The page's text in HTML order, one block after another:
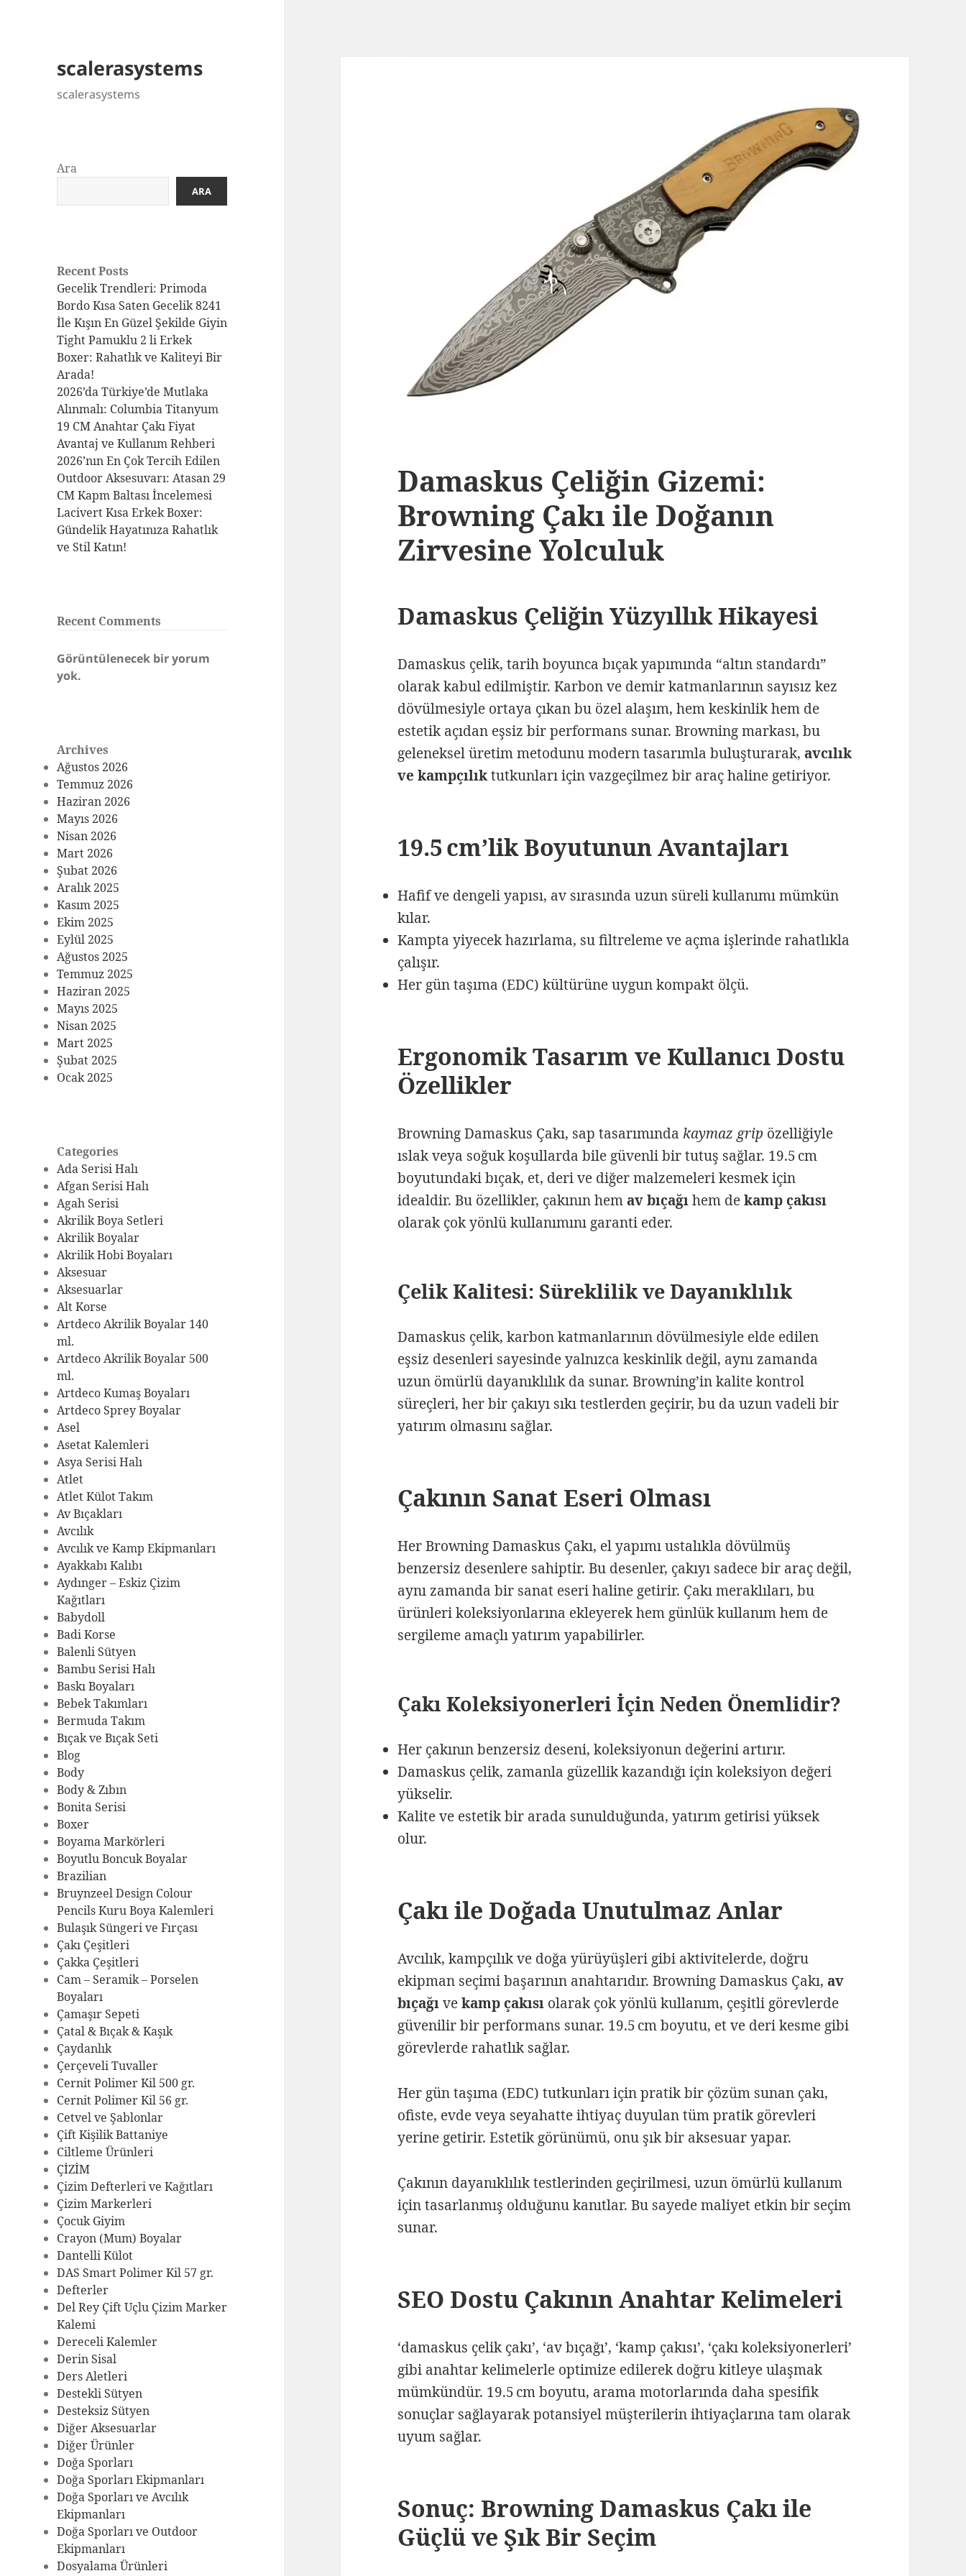
scalerasystems
scalerasystems
Ara
ARA
Recent Posts
Gecelik Trendleri: Primoda
Bordo Kısa Saten Gecelik 8241
İle Kışın En Güzel Şekilde Giyin
Tight Pamuklu 2 li Erkek
Boxer: Rahatlık ve Kaliteyi Bir
Arada!
2026’da Türkiye’de Mutlaka
Alınmalı: Columbia Titanyum
19 CM Anahtar Çakı Fiyat
Avantaj ve Kullanım Rehberi
2026’nın En Çok Tercih Edilen
Outdoor Aksesuvarı: Atasan 29
CM Kapm Baltası İncelemesi
Lacivert Kısa Erkek Boxer:
Gündelik Hayatınıza Rahatlık
ve Stil Katın!
Recent Comments
Görüntülenecek bir yorum
yok.
Archives
Ağustos 2026
Temmuz 2026
Haziran 2026
Mayıs 2026
Nisan 2026
Mart 2026
Şubat 2026
Aralık 2025
Kasım 2025
Ekim 2025
Eylül 2025
Ağustos 2025
Temmuz 2025
Haziran 2025
Mayıs 2025
Nisan 2025
Mart 2025
Şubat 2025
Ocak 2025
Categories
Ada Serisi Halı
Afgan Serisi Halı
Agah Serisi
Akrilik Boya Setleri
Akrilik Boyalar
Akrilik Hobi Boyaları
Aksesuar
Aksesuarlar
Alt Korse
Artdeco Akrilik Boyalar 140
ml.
Artdeco Akrilik Boyalar 500
ml.
Artdeco Kumaş Boyaları
Artdeco Sprey Boyalar
Asel
Asetat Kalemleri
Asya Serisi Halı
Atlet
Atlet Külot Takım
Av Bıçakları
Avcılık
Avcılık ve Kamp Ekipmanları
Ayakkabı Kalıbı
Aydınger – Eskiz Çizim
Kağıtları
Babydoll
Badi Korse
Balenli Sütyen
Bambu Serisi Halı
Baskı Boyaları
Bebek Takımları
Bermuda Takım
Bıçak ve Bıçak Seti
Blog
Body
Body & Zıbın
Bonita Serisi
Boxer
Boyama Markörleri
Boyutlu Boncuk Boyalar
Brazilian
Bruynzeel Design Colour
Pencils Kuru Boya Kalemleri
Bulaşık Süngeri ve Fırçası
Çakı Çeşitleri
Çakka Çeşitleri
Cam – Seramik – Porselen
Boyaları
Çamaşır Sepeti
Çatal & Bıçak & Kaşık
Çaydanlık
Çerçeveli Tuvaller
Cernit Polimer Kil 500 gr.
Cernit Polimer Kil 56 gr.
Cetvel ve Şablonlar
Çift Kişilik Battaniye
Ciltleme Ürünleri
ÇİZİM
Çizim Defterleri ve Kağıtları
Çizim Markerleri
Çocuk Giyim
Crayon (Mum) Boyalar
Dantelli Külot
DAS Smart Polimer Kil 57 gr.
Defterler
Del Rey Çift Uçlu Çizim Marker
Kalemi
Dereceli Kalemler
Derin Sisal
Ders Aletleri
Destekli Sütyen
Desteksiz Sütyen
Diğer Aksesuarlar
Diğer Ürünler
Doğa Sporları
Doğa Sporları Ekipmanları
Doğa Sporları ve Avcılık
Ekipmanları
Doğa Sporları ve Outdoor
Ekipmanları
Dosyalama Ürünleri
Damaskus Çeliğin Gizemi:
Browning Çakı ile Doğanın
Zirvesine Yolculuk
Damaskus Çeliğin Yüzyıllık Hikayesi
Damaskus çelik, tarih boyunca bıçak yapımında “altın standardı”
olarak kabul edilmiştir. Karbon ve demir katmanlarının sayısız kez
dövülmesiyle ortaya çıkan bu özel alaşım, hem keskinlik hem de
estetik açıdan eşsiz bir performans sunar. Browning markası, bu
geleneksel üretim metodunu modern tasarımla buluşturarak, avcılık
ve kampçılıktutkunları için vazgeçilmez bir araç haline getiriyor.
19.5 cm’lik Boyutunun Avantajları
Hafif ve dengeli yapısı, av sırasında uzun süreli kullanımı mümkün
kılar.
Kampta yiyecek hazırlama, su filtreleme ve açma işlerinde rahatlıkla
çalışır.
Her gün taşıma (EDC) kültürüne uygun kompakt ölçü.
Ergonomik Tasarım ve Kullanıcı Dostu
Özellikler
Browning Damaskus Çakı, sap tasarımında kaymaz grip özelliğiyle
ıslak veya soğuk koşullarda bile güvenli bir tutuş sağlar. 19.5 cm
boyutundaki bıçak, et, deri ve diğer malzemeleri kesmek için
idealdir. Bu özellikler, çakının hem av bıçağıhem dekamp çakısı
olarak çok yönlü kullanımını garanti eder.
Çelik Kalitesi: Süreklilik ve Dayanıklılık
Damaskus çelik, karbon katmanlarının dövülmesiyle elde edilen
eşsiz desenleri sayesinde yalnızca keskinlik değil, aynı zamanda
uzun ömürlü dayanıklılık da sunar. Browning’in kalite kontrol
süreçleri, her bir çakıyı sıkı testlerden geçirir, bu da uzun vadeli bir
yatırım olmasını sağlar.
Çakının Sanat Eseri Olması
Her Browning Damaskus Çakı, el yapımı ustalıkla dövülmüş
benzersiz desenlere sahiptir. Bu desenler, çakıyı sadece bir araç değil,
aynı zamanda bir sanat eseri haline getirir. Çakı meraklıları, bu
ürünleri koleksiyonlarına ekleyerek hem günlük kullanım hem de
sergileme amaçlı yatırım yapabilirler.
Çakı Koleksiyonerleri İçin Neden Önemlidir?
Her çakının benzersiz deseni, koleksiyonun değerini artırır.
Damaskus çelik, zamanla güzellik kazandığı için koleksiyon değeri
yükselir.
Kalite ve estetik bir arada sunulduğunda, yatırım getirisi yüksek
olur.
Çakı ile Doğada Unutulmaz Anlar
Avcılık, kampçılık ve doğa yürüyüşleri gibi aktivitelerde, doğru
ekipman seçimi başarının anahtarıdır. Browning Damaskus Çakı, av
bıçağıvekamp çakısı olarak çok yönlü kullanım, çeşitli görevlerde
güvenilir bir performans sunar. 19.5 cm boyutu, et ve deri kesme gibi
görevlerde rahatlık sağlar.
Her gün taşıma (EDC) tutkunları için pratik bir çözüm sunan çakı,
ofiste, evde veya seyahatte ihtiyaç duyulan tüm pratik görevleri
yerine getirir. Estetik görünümü, onu şık bir aksesuar yapar.
Çakının dayanıklılık testlerinden geçirilmesi, uzun ömürlü kullanım
için tasarlanmış olduğunu kanıtlar. Bu sayede maliyet etkin bir seçim
sunar.
SEO Dostu Çakının Anahtar Kelimeleri
‘damaskus çelik çakı’, ‘av bıçağı’, ‘kamp çakısı’, ‘çakı koleksiyonerleri’
gibi anahtar kelimelerle optimize edilerek doğru kitleye ulaşmak
mümkündür. 19.5 cm boyutu, arama motorlarında daha spesifik
sonuçlar sağlayarak potansiyel müşterilerin ihtiyaçlarına tam olarak
uyum sağlar.
Sonuç: Browning Damaskus Çakı ile
Güçlü ve Şık Bir Seçim